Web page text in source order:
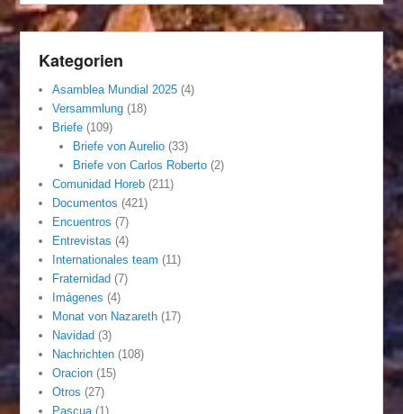
Kategorien
Asamblea Mundial 2025 (4)
Versammlung (18)
Briefe (109)
Briefe von Aurelio(33)
Briefe von Carlos Roberto(2)
Comunidad Horeb (211)
Documentos (421)
Encuentros (7)
Entrevistas (4)
Internationales team (11)
Fraternidad (7)
Imágenes (4)
Monat von Nazareth (17)
Navidad (3)
Nachrichten (108)
Oracion (15)
Otros (27)
Pascua (1)